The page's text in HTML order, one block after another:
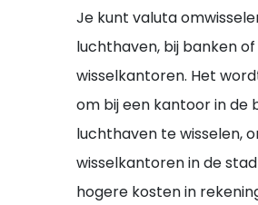
Je kunt valuta
luchthaven, bij banken of
wisselkantoren. Het
om bij een kantoor in de
luchthaven te wisselen,
wisselkantoren in de
hogere kosten in